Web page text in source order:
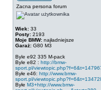
Zacna persona forum
Wiek: 33
Posty: 2193
Moje BMW: najładniejsze
Garaż: G80 M3
Byle e92 335 M-pack
Byle e82 : http://bmw-
sport.pl/
Byłe e46: http://www.bmw-
sport.pl/
Byłe M3+http://www.bmw-